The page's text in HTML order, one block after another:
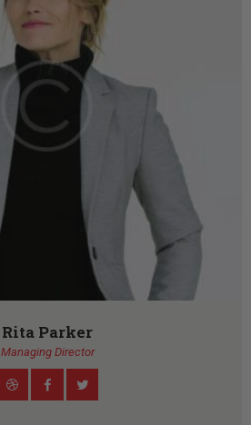
Rita Parker
Managing Director